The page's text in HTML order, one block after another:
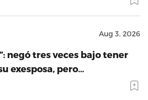
Aug 3, 2026
negó tres veces bajo tener
exesposa, pero…